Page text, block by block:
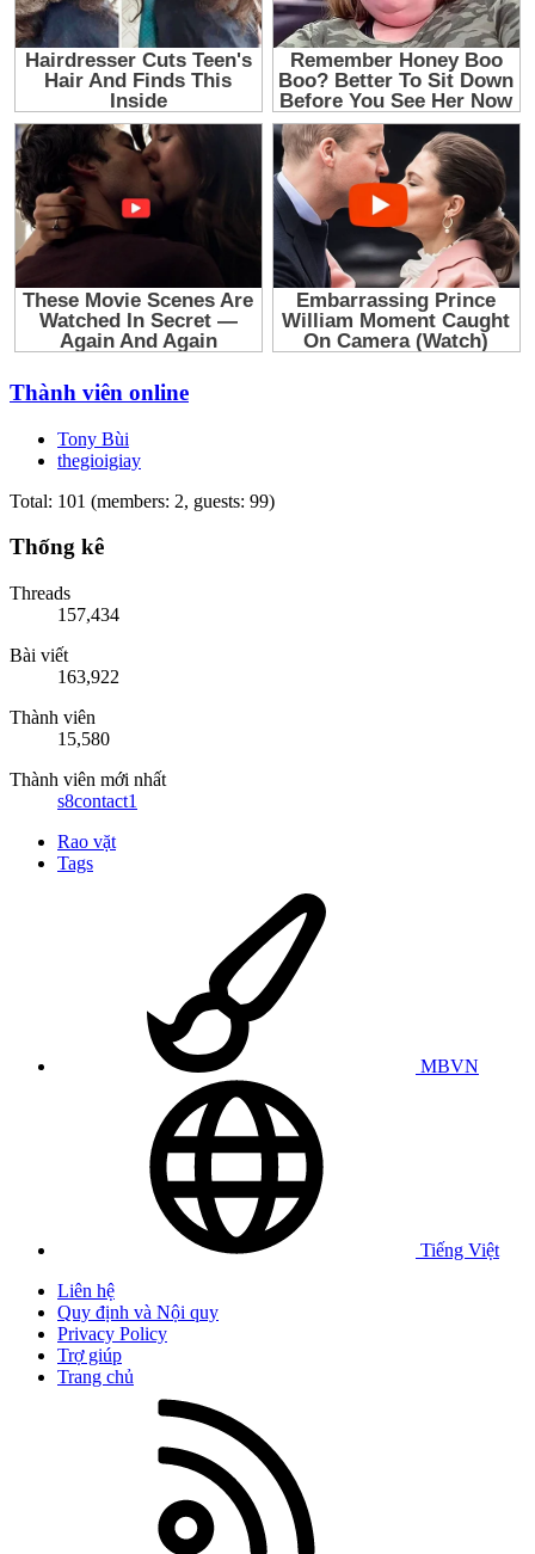
Thành viên online
Tony Bùi
thegioigiay
Total: 101 (members: 2, guests: 99)
Thống kê
Threads
157,434
Bài viết
163,922
Thành viên
15,580
Thành viên mới nhất
s8contact1
Rao vặt
Tags
MBVN
Tiếng Việt
Liên hệ
Quy định và Nội quy
Privacy Policy
Trợ giúp
Trang chủ